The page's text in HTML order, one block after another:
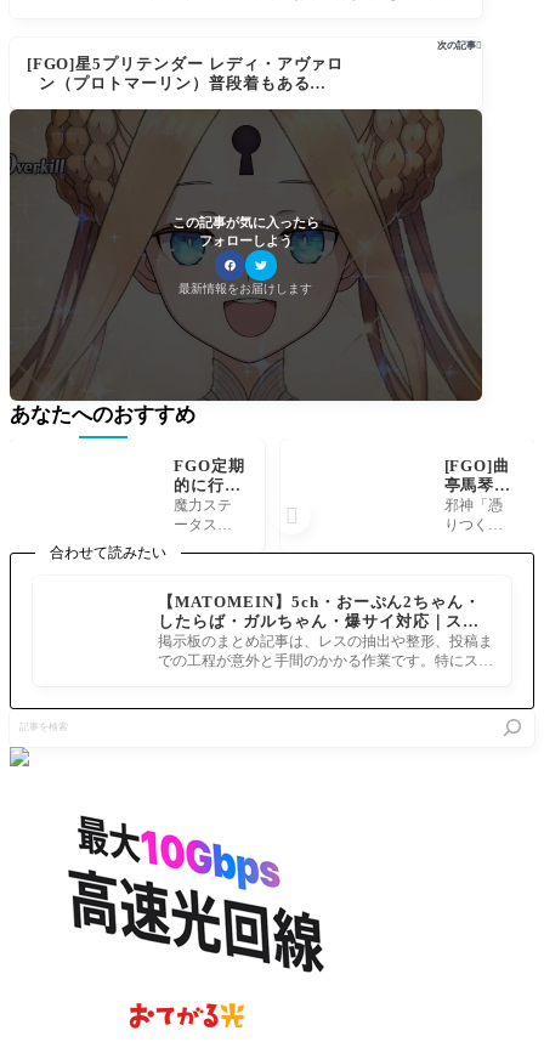
次の記事
[FGO]星5プリテンダー レディ・アヴァロ
ン（プロトマーリン）普段着もあるー！
ワールド8月10日21時より開始
この記事が気に入ったら
フォローしよう
最新情報をお届けします
合わせて読みたい
【MATOMEIN】5ch・おーぷん2ちゃん・
したらば・ガルちゃん・爆サイ対応｜スマ
ホでまとめ記事を作れるアプリ FGOのまと
め記事ができるまで
掲示板のまとめ記事は、レスの抽出や整形、投稿ま
での工程が意外と手間のかかる作業です。特にスマ
を
検
あなたへのおすすめ
FGO定期
的に行わ
れるサー
ヴァント
ジーク君
魔力供給
用に作ら
れたのに
魔力ステ
ータスは
だけ魔力
を扱える
かのステ
ータス
[FGO]曲
亭馬琴の
性別はど
っち？
はいたが
FGOにお
いて旦那
=男性と
神フォー
リナー関
邪神「憑
りつくな
ね」 214:
マスター 2
022/06/13
(月) 14:20:2
